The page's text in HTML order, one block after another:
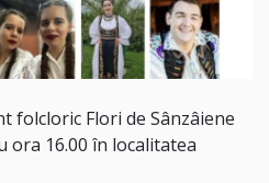
folcloric Flori de Sânzâiene
ora 16.00 în localitatea